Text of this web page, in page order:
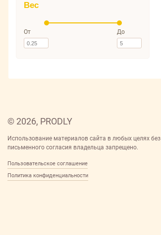
Вес
От До
© 2026, PRODLY
Использование материалов сайта в любых целях без
письменного согласия владельца запрещено.
Пользовательское соглашение
Политика конфиденциальности